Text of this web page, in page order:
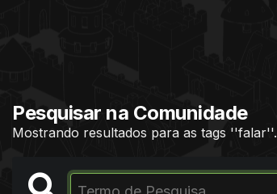
Pesquisar na Comunidade
Mostrando resultados para as tags ''falar''.